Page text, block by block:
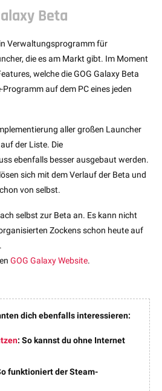
Beta
Verwaltungsprogramm für
die es am Markt gibt. Im Moment
welche die GOG Galaxy Beta
auf dem PC eines jeden
aller großen Launcher
der Liste. Die
ebenfalls besser ausgebaut werden.
sich mit dem Verlauf der Beta und
von selbst.
selbst zur Beta an. Es kann nicht
Zockens schon heute auf
GOG Galaxy Website.
dich ebenfalls interessieren:
: So kannst du ohne Internet
funktioniert der Steam-